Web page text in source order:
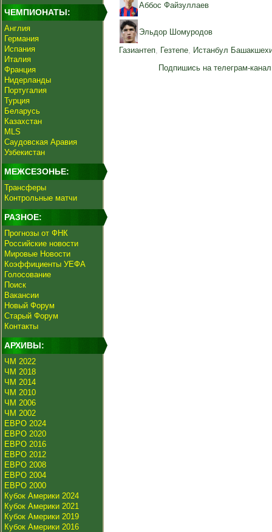
ЧЕМПИОНАТЫ:
Англия
Германия
Испания
Италия
Франция
Нидерланды
Португалия
Турция
Беларусь
Казахстан
MLS
Саудовская Аравия
Узбекистан
МЕЖСЕЗОНЬЕ:
Трансферы
Контрольные матчи
РАЗНОЕ:
Прогнозы от ФНК
Российские новости
Мировые Новости
Коэффициенты УЕФА
Голосование
Поиск
Вакансии
Новый Форум
Старый Форум
Контакты
АРХИВЫ:
ЧМ 2022
ЧМ 2018
ЧМ 2014
ЧМ 2010
ЧМ 2006
ЧМ 2002
ЕВРО 2024
ЕВРО 2020
ЕВРО 2016
ЕВРО 2012
ЕВРО 2008
ЕВРО 2004
ЕВРО 2000
Кубок Америки 2024
Кубок Америки 2021
Кубок Америки 2019
Кубок Америки 2016
Аббос Файзуллаев
Эльдор Шомуродов
Газиантеп, Гезтепе, Истанбул
Подпишись на телеграм-